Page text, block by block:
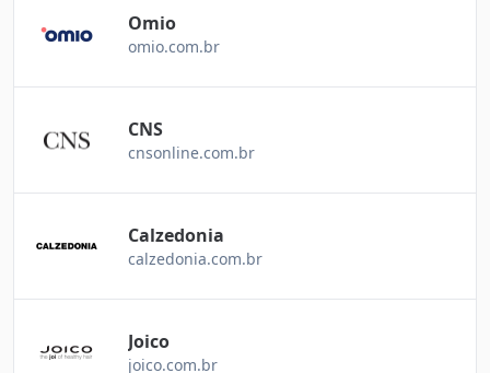
Omio
omio.com.br
CNS
cnsonline.com.br
Calzedonia
calzedonia.com.br
Joico
joico.com.br